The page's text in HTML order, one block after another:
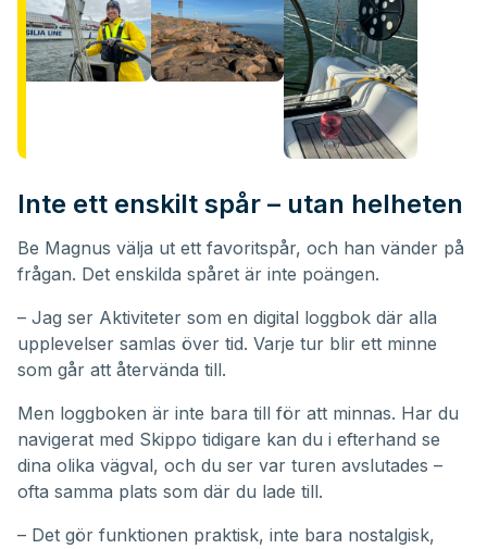
Inte ett enskilt spår – utan helheten
Be Magnus välja ut ett favoritspår, och han vänder på
frågan. Det enskilda spåret är inte poängen.
– Jag ser Aktiviteter som en digital loggbok där alla
upplevelser samlas över tid. Varje tur blir ett minne
som går att återvända till.
Men loggboken är inte bara till för att minnas. Har du
navigerat med Skippo tidigare kan du i efterhand se
dina olika vägval, och du ser var turen avslutades –
ofta samma plats som där du lade till.
– Det gör funktionen praktisk, inte bara nostalgisk,